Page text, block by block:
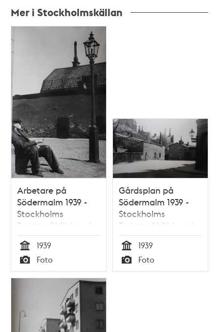
Mer i Stockholmskällan
poster
och
Arbetare på
Södermalm 1939 -
Stockholms
Turisttrafikförbund
Tid
1939
Typ
Foto
Gårdsplan på
Södermalm 1939 -
Stockholms
Turisttrafikförbund
Tid
1939
Typ
Foto